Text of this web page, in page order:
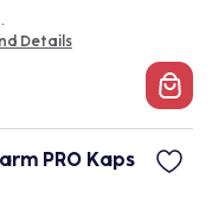
Details
PRO Kaps